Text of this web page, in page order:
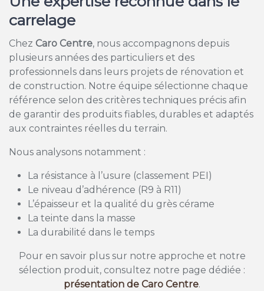
carrelage
Chez Caro Centre, nous accompagnons depuis
plusieurs années des particuliers et des
professionnels dans leurs projets de rénovation et
de construction. Notre équipe sélectionne chaque
référence selon des critères techniques précis afin
de garantir des produits fiables, durables et adaptés
aux contraintes réelles du terrain.
Nous analysons notamment :
La résistance à l’usure (classement PEI)
Le niveau d’adhérence (R9 à R11)
L’épaisseur et la qualité du grès cérame
La teinte dans la masse
La durabilité dans le temps
Pour en savoir plus sur notre approche et notre
sélection produit, consultez notre page dédiée :
présentation de Caro Centre.